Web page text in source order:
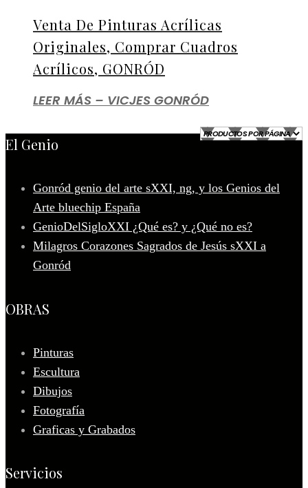
Venta De Pinturas Acrílicas
Originales, Comprar Cuadros
Acrílicos, GONRÓD
LEER MÁS – VICJES GONRÓD
El Genio
Gonród genio del arte sXXI, ng, y los Genios del
Arte bluechip España
GenioDelSigloXXI ¿Qué es? y ¿Qué no es?
Milagros Corazones Sagrados de Jesús sXXI a
Gonród
OBRAS
Pinturas
Escultura
Dibujos
Fotografía
Graficas y Grabados
Servicios